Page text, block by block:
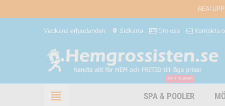
REA!
Veckans erbjudanden location_on Sidkarta Om oss Kontakta
view_headline SPA & POOLER
BAD & TILLBEHÖR